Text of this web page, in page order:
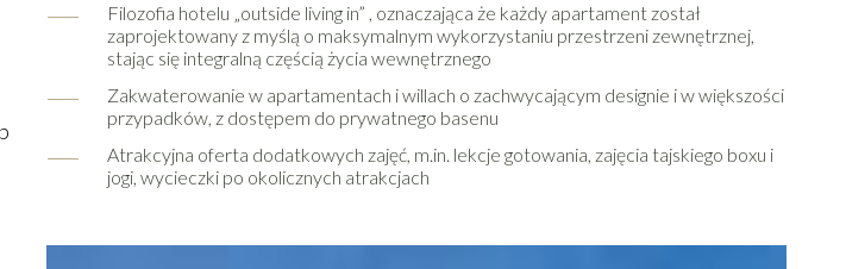
Filozofia hotelu „outside living in” , oznaczająca że każdy apartament został
zaprojektowany z myślą o maksymalnym wykorzystaniu przestrzeni zewnętrznej,
stając się integralną częścią życia wewnętrznego
Zakwaterowanie w apartamentach i willach o zachwycającym designie i w większości
przypadków, z dostępem do prywatnego basenu
Atrakcyjna oferta dodatkowych zajęć, m.in. lekcje gotowania, zajęcia tajskiego boxu i
jogi, wycieczki po okolicznych atrakcjach